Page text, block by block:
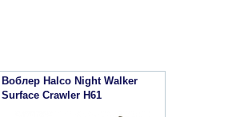
Воблер Halco Night Walker
Surface Crawler H61